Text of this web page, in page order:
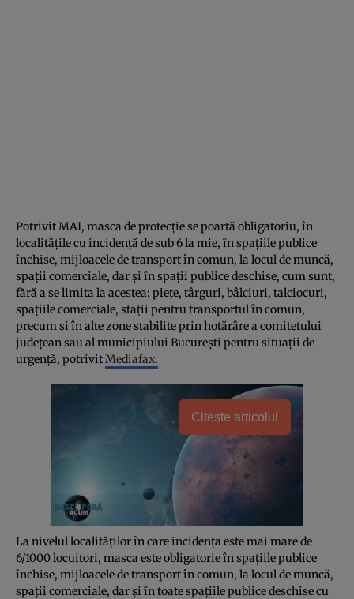
Potrivit MAI, masca de protecție se poartă obligatoriu, în
localitățile cu incidență de sub 6 la mie, în spațiile publice
închise, mijloacele de transport în comun, la locul de muncă,
spații comerciale, dar și în spații publice deschise, cum sunt,
fără a se limita la acestea: piețe, târguri, bâlciuri, talciocuri,
spațiile comerciale, stații pentru transportul în comun,
precum și în alte zone stabilite prin hotărâre a comitetului
județean sau al municipiului București pentru situații de
urgență, potrivitMediafax.
Citește articolul
La nivelul localităților în care incidența este mai mare de
6/1000 locuitori, masca este obligatorie în spațiile publice
închise, mijloacele de transport în comun, la locul de muncă,
spații comerciale, dar și în toate spațiile publice deschise cu